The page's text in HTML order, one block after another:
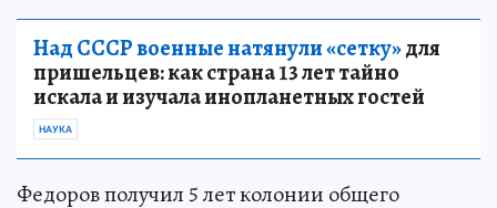
Над СССР военные натянули «сетку»для
пришельцев: как страна 13 лет тайно
искала и изучала инопланетных гостей
НАУКА
Федоров получил 5 лет колонии общего